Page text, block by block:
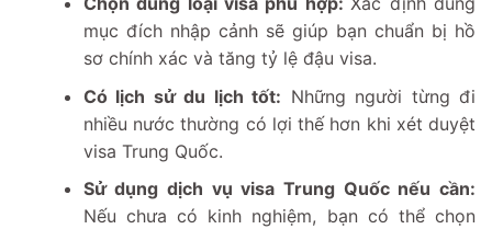
mục đích nhập cảnh sẽ giúp bạn chuẩn bị hồ
sơ chính xác và tăng tỷ lệ đậu visa.
Có lịch sử du lịch tốt: Những người từng đi
nhiều nước thường có lợi thế hơn khi xét duyệt
visa Trung Quốc.
Sử dụng dịch vụ visa Trung Quốc nếu cần:
Nếu chưa có kinh nghiệm, bạn có thể chọn